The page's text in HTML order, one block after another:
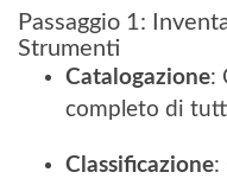
Passaggio 1:
Strumenti
Catalogazione:
completo di
Classificazione: